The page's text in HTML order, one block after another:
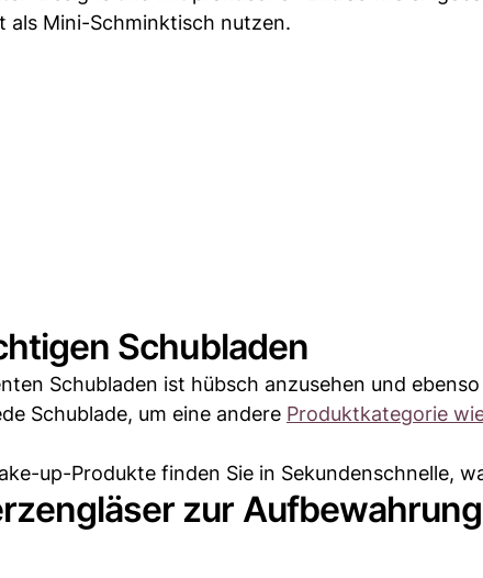
als Mini-Schminktisch nutzen.
Schubladen
Schubladen ist hübsch anzusehen und
Schublade, um eine andere Produktkategorie
up-Produkte finden Sie in Sekundenschnelle,
zur